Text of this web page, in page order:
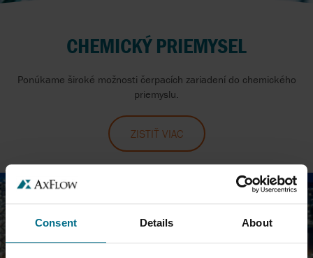
Consent Details About
CHEMICKÝ PRIEMYSEL
Ponúkame široké možnosti čerpacích zariadení do chemického
priemyslu.
ZISTIŤ VIAC